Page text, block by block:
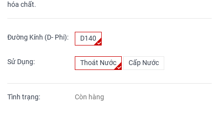
hóa chất.
Đường Kính (D- Phi): D140
Sử Dụng: Thoát Nước Cấp Nước
Tình trạng: Còn hàng